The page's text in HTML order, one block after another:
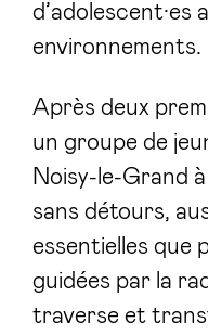
d’adolescent·es
environnements.
Après deux
un groupe de
Noisy-le-Grand
sans détours,
essentielles que
guidées par la
traverse et